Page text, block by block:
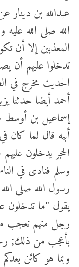
عبدالله بن
الله صلى الله
المعذبين إلا أن
تدخلوا عليهم أن
الحديث مخرج في
أحمد أيضا حدثنا
إسماعيل بن
أبيه قال لما
الحجر يدخلون
وسلم فنادى في
رسول الله صلى
يقول "ما تدخلون
رجل منهم نعجب
بأعجب من ذلك;
وبما هو كائن